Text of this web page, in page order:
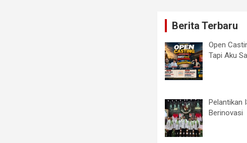
Berita Terbaru
Open
Tapi Aku
Pelantikan
Berinovasi